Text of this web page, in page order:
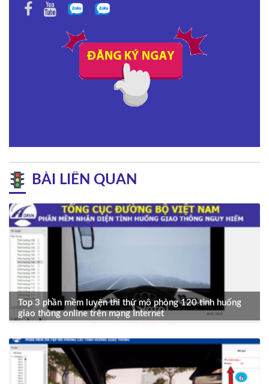
BÀI LIÊN QUAN
Top 3 phần mềm luyện thi thử mô phỏng 120 tình huống
giao thông online trên mạng Internet